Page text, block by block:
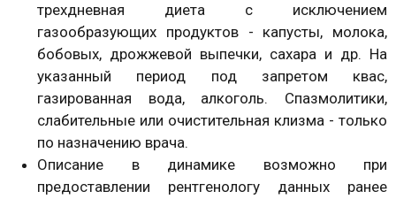
трехдневная диета с исключением
газообразующих продуктов - капусты, молока,
бобовых, дрожжевой выпечки, сахара и др. На
указанный период под запретом квас,
газированная вода, алкоголь. Спазмолитики,
слабительные или очистительная клизма - только
по назначению врача.
Описание в динамике возможно при
предоставлении рентгенологу данных ранее